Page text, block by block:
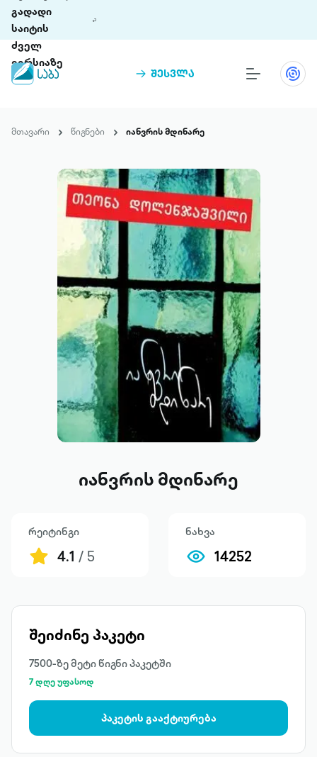
გადადი
საიტის
ძველ
ვერსიაზე
შესვლა
თინეთი 9 ციფრულ პლატფორმასა და 5
ჩვენ შესახებ
პაკეტები
მთავარი წიგნები იანვრის მდინარე
იანვრის მდინარე
რეიტინგი
4.1 / 5
ნახვა
14252
შეიძინე პაკეტი
7500-ზე მეტი წიგნი პაკეტში
7 დღე უფასოდ
პაკეტის გააქტიურება